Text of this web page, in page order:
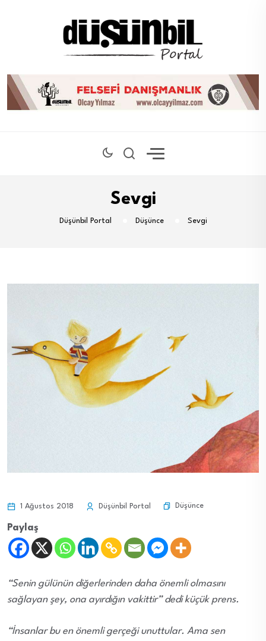
Sevgi
Düşünbil Portal Düşünce Sevgi
1 Ağustos 2018 Düşünbil Portal Düşünce
Paylaş
“Senin gülünün diğerlerinden daha önemli olmasını
sağlayan şey, ona ayırdığın vakittir” dedi küçük prens.
“İnsanlar bu en önemli gerçeği unuttular. Ama sen